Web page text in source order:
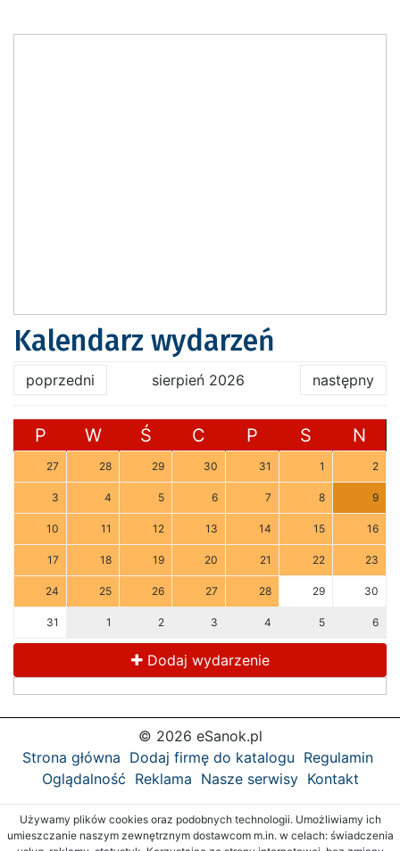
Kalendarz wydarzeń
poprzedni sierpień 2026 następny
P W Ś C P S N
27 28 29 30 31 1 2
3 4 5 6 7 8 9
10 11 12 13 14 15 16
17 18 19 20 21 22 23
24 25 26 27 28 29 30
31 1 2 3 4 5 6
Dodaj wydarzenie
© 2026 eSanok.pl
Strona główna Dodaj firmę do katalogu Regulamin
Oglądalność Reklama Nasze serwisy Kontakt
Używamy plików cookies oraz podobnych technologii. Umożliwiamy ich
umieszczanie naszym zewnętrznym dostawcom m.in. w celach: świadczenia